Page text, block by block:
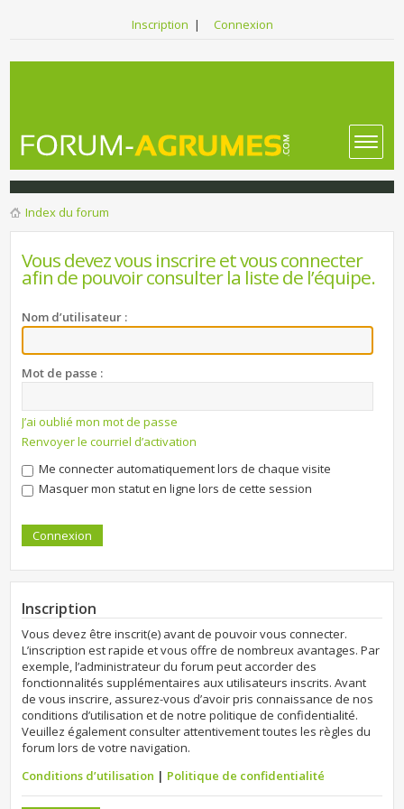
Inscription | Connexion
Index du forum
Vous devez vous inscrire et vous connecter
afin de pouvoir consulter la liste de l’équipe.
Nom d’utilisateur :
Mot de passe :
J’ai oublié mon mot de passe
Renvoyer le courriel d’activation
Me connecter automatiquement lors de chaque visite
Masquer mon statut en ligne lors de cette session
Inscription
Vous devez être inscrit(e) avant de pouvoir vous connecter.
L’inscription est rapide et vous offre de nombreux avantages. Par
exemple, l’administrateur du forum peut accorder des
fonctionnalités supplémentaires aux utilisateurs inscrits. Avant
de vous inscrire, assurez-vous d’avoir pris connaissance de nos
conditions d’utilisation et de notre politique de confidentialité.
Veuillez également consulter attentivement toutes les règles du
forum lors de votre navigation.
Conditions d’utilisation | Politique de confidentialité